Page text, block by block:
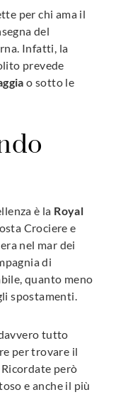
per chi ama il
del
Infatti, la
prevede
o sotto le
è la Royal
Crociere e
nel mar dei
di
quanto meno
spostamenti.
tutto
per trovare il
. Ricordate però
e anche il più